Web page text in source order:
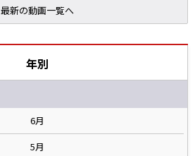
最新の動画一覧へ
年別
6月
5月